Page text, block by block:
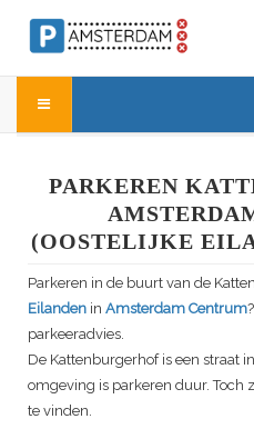
PARKEREN
(OOSTELIJKE
Parkeren in de buurt van de
Eilanden in Amsterdam Centrum
parkeeradvies.
De Kattenburgerhofis een straat
omgeving is parkeren duur. Toch
te vinden.